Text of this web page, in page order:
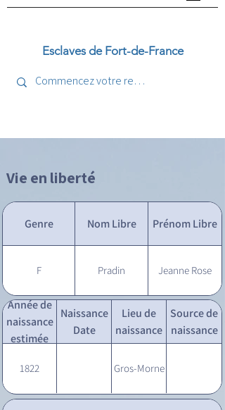
Esclaves de Fort-de-France
Vie en liberté
Genre Nom Libre Prénom Libre
F Pradin Jeanne Rose
Année de
naissance
estimée
Naissance
Date
Lieu de
naissance
Source de
naissance
1822 Gros-Morne